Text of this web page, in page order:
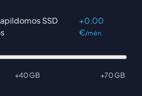
SSD
+0,00
€/mėn.
+40 GB +70 GB